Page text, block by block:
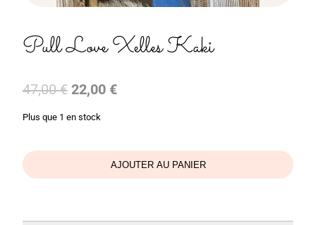
Pull Love Xelles Kaki
47,00€ Le
initial
47,00 €.
22,00 €Le
22,00 €.
Plus que 1 en stock
AJOUTER AU PANIER